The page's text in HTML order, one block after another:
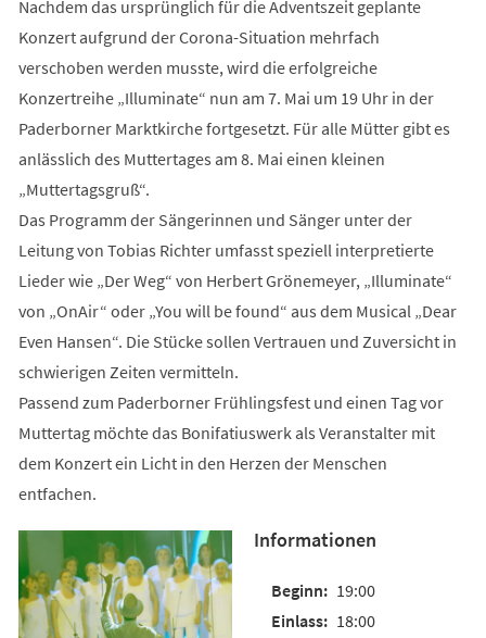
Nachdem das ursprünglich für die Adventszeit geplante
Konzert aufgrund der Corona-Situation mehrfach
verschoben werden musste, wird die erfolgreiche
Konzertreihe „Illuminate“ nun am 7. Mai um 19 Uhr in der
Paderborner Marktkirche fortgesetzt. Für alle Mütter gibt es
anlässlich des Muttertages am 8. Mai einen kleinen
„Muttertagsgruß“.
Das Programm der Sängerinnen und Sänger unter der
Leitung von Tobias Richter umfasst speziell interpretierte
Lieder wie „Der Weg“ von Herbert Grönemeyer, „Illuminate“
von „OnAir“ oder „You will be found“ aus dem Musical „Dear
Even Hansen“. Die Stücke sollen Vertrauen und Zuversicht in
schwierigen Zeiten vermitteln.
Passend zum Paderborner Frühlingsfest und einen Tag vor
Muttertag möchte das Bonifatiuswerk als Veranstalter mit
dem Konzert ein Licht in den Herzen der Menschen
entfachen.
Informationen
19:00
18:00